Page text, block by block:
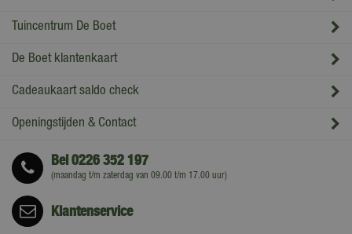
Tuincentrum De Boet
De Boet klantenkaart
Cadeaukaart saldo check
Openingstijden & Contact
Bel0226 352 197
(maandag t/m zaterdag van 09.00 t/m 17.00 uur)
Klantenservice